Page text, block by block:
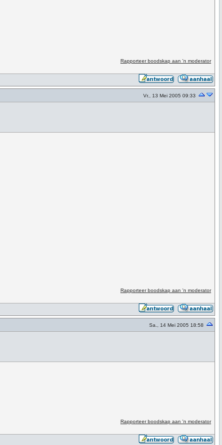
Rapporteer boodskap aan 'n moderator
Vr., 13 Mei 2005 09:33
Rapporteer boodskap aan 'n moderator
Sa., 14 Mei 2005 18:58
Rapporteer boodskap aan 'n moderator